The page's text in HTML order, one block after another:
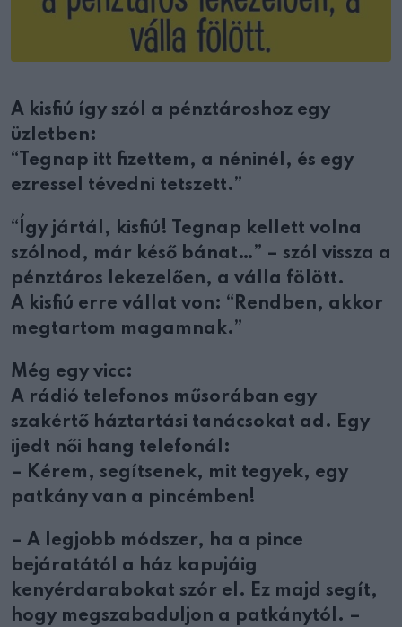
A kisfiú így szól a pénztároshoz egy
üzletben:
“Tegnap itt fizettem, a néninél, és egy
ezressel tévedni tetszett.”
“Így jártál, kisfiú! Tegnap kellett volna
szólnod, már késő bánat…” – szól vissza a
pénztáros lekezelően, a válla fölött.
A kisfiú erre vállat von: “Rendben, akkor
megtartom magamnak.”
Még egy vicc:
A rádió telefonos műsorában egy
szakértő háztartási tanácsokat ad. Egy
ijedt női hang telefonál:
– Kérem, segítsenek, mit tegyek, egy
patkány van a pincémben!
– A legjobb módszer, ha a pince
bejáratától a ház kapujáig
kenyérdarabokat szór el. Ez majd segít,
hogy megszabaduljon a patkánytól. –